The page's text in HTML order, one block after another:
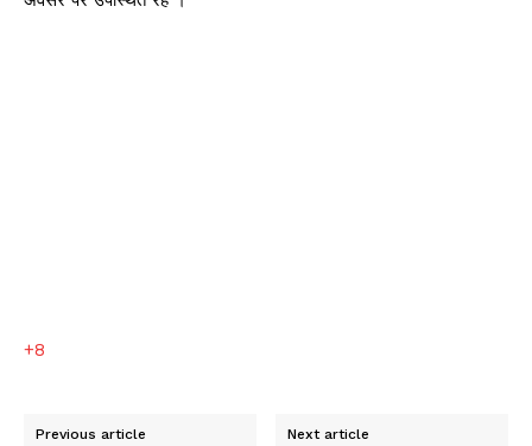
+8
Previous article Next article